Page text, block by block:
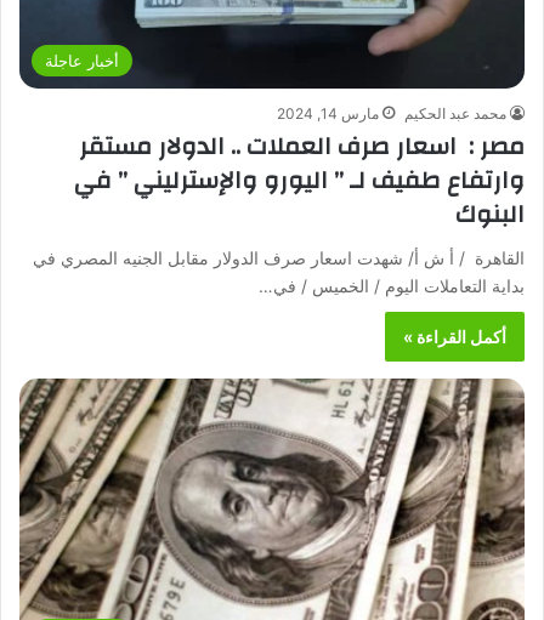
أخبار عاجلة
محمد عبد الحكيم مارس 14, 2024
مصر : اسعار صرف العملات .. الدولار مستقر
وارتفاع طفيف لـ ” اليورو والإسترليني ” في
البنوك
القاهرة / أ ش أ/ شهدت اسعار صرف الدولار مقابل الجنيه المصري في
بداية التعاملات اليوم / الخميس / في…
أكمل القراءة »